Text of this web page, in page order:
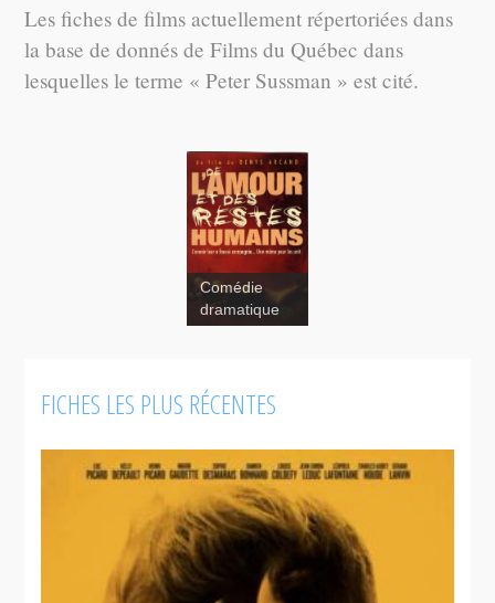
Les fiches de films actuellement répertoriées dans
la base de donnés de Films du Québec dans
lesquelles le terme « Peter Sussman » est cité.
Comédie
dramatique
FICHES LES PLUS RÉCENTES